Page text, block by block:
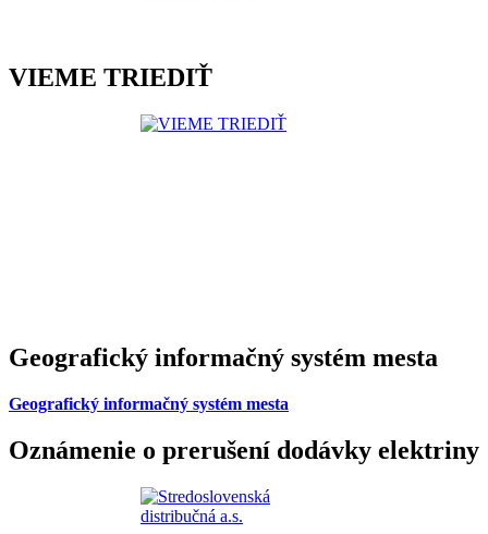
VIEME TRIEDIŤ
Geografický informačný systém mesta
Geografický informačný systém mesta
Oznámenie o prerušení dodávky elektriny